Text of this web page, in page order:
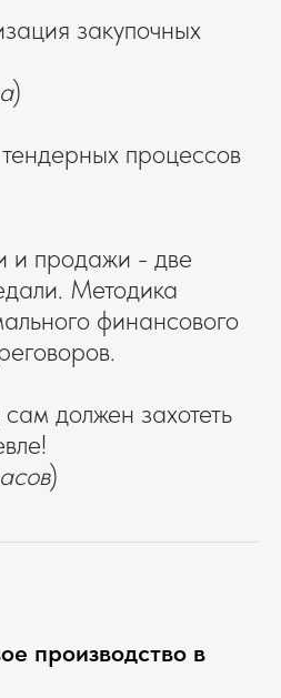
закупочных
)
процессов
и продажи - две
Методика
финансового
должен захотеть
)
производство в